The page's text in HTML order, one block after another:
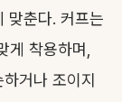
맞춘다. 커프는
착용하며,
거나 조이지